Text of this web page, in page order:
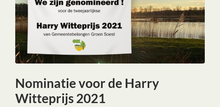
Nominatie voor de Harry
Witteprijs 2021